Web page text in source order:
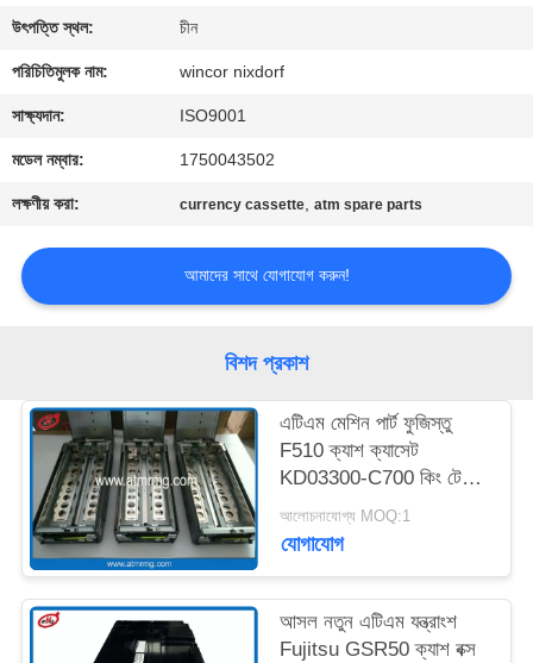
আমাদের
সাথে
যোগাযোগ
মামলা
উদ্ধৃতি
অনুরোধ
করুন
সাইট
ম্যাপ
উৎপত্তি স্থল: চীন
পরিচিতিমুলক নাম: wincor nixdorf
সাক্ষ্যদান: ISO9001
মডেল নম্বার: 1750043502
লক্ষণীয় করা: currency cassette,atm spare parts
আমাদের সাথে যোগাযোগ করুন!
বিশদ প্রকাশ
এটিএম মেশিন পার্ট ফুজিস্তু
F510 ক্যাশ ক্যাসেট
KD03300-C700 কিং টেলার
ক্যাশ ক্যাসেট
আলোচনাযোগ্য MOQ:1
যোগাযোগ
আসল নতুন এটিএম যন্ত্রাংশ
Fujitsu GSR50 ক্যাশ বক্স